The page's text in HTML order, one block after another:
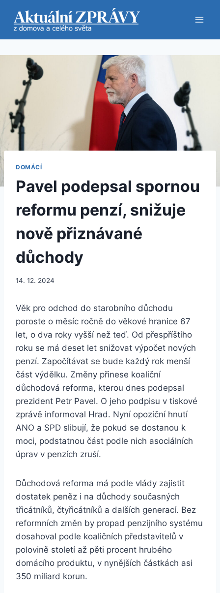
obsah
DOMÁCÍ
Pavel podepsal spornou
reformu penzí, snižuje
nově přiznávané
důchody
14. 12. 2024
Věk pro odchod do starobního důchodu
poroste o měsíc ročně do věkové hranice 67
let, o dva roky vyšší než teď. Od přespříštího
roku se má deset let snižovat výpočet nových
penzí. Započítávat se bude každý rok menší
část výdělku. Změny přinese koaliční
důchodová reforma, kterou dnes podepsal
prezident Petr Pavel. O jeho podpisu v tiskové
zprávě informoval Hrad. Nyní opoziční hnutí
ANO a SPD slibují, že pokud se dostanou k
moci, podstatnou část podle nich asociálních
úprav v penzích zruší.
Důchodová reforma má podle vlády zajistit
dostatek peněz i na důchody současných
třicátníků, čtyřicátníků a dalších generací. Bez
reformních změn by propad penzijního systému
dosahoval podle koaličních představitelů v
polovině století až pěti procent hrubého
domácího produktu, v nynějších částkách asi
350 miliard korun.